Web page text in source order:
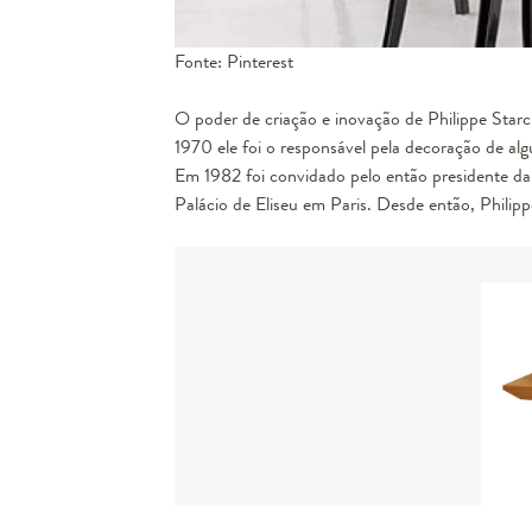
Fonte: Pinterest
O poder de criação e inovação de Philippe
1970 ele foi o responsável pela decoração de
Em 1982 foi convidado pelo então presidente
Palácio de Eliseu em Paris. Desde então,